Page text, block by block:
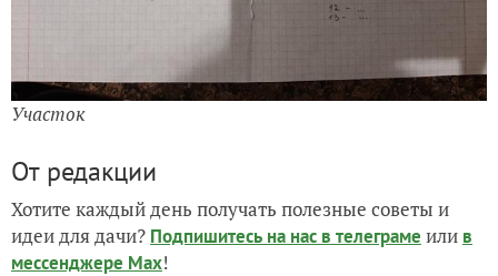
Участок
От редакции
Хотите каждый день получать полезные советы и
идеи для дачи? Подпишитесь на нас в телеграме или в
мессенджере Max!